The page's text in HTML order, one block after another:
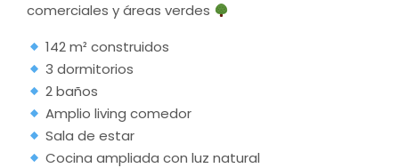
comerciales y áreas verdes
142 m² construidos
3 dormitorios
2 baños
Amplio living comedor
Sala de estar
Cocina ampliada con luz natural